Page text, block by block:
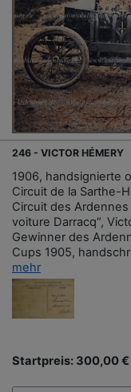
246 - VICTOR HÉMERY
1906, handsignierte
Circuit de la Sarthe-
Circuit des
voiture Darracq“,
Gewinner des
Cups 1905,
mehr
Startpreis: 300,00 €